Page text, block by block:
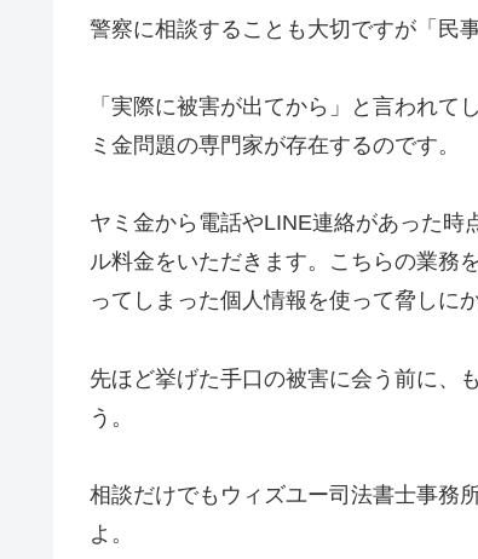
警察に相談することも大切ですが「民
「実際に被害が出てから」と言われ
ミ金問題の専門家が存在するのです。
ヤミ金から電話やLINE連絡があった時
ル料金をいただきます。こちらの業務
ってしまった個人情報を使って脅しに
先ほど挙げた手口の被害に会う前に、
う。
相談だけでもウィズユー司法書士事務
よ。